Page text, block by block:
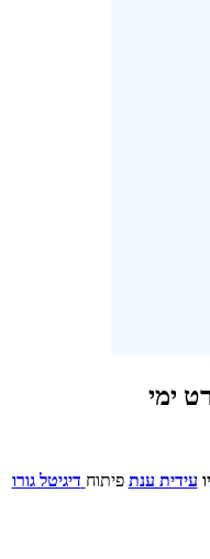
ימי
עידית ענת פיתוח דיגיטל גורו